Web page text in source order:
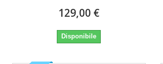
129,00 €
Disponibile